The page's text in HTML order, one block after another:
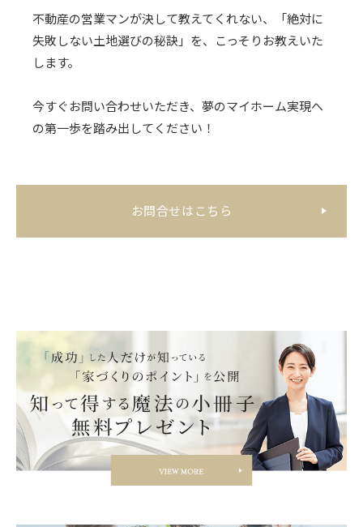
不動産の営業マンが決して教えてくれない、「絶対に
失敗しない土地選びの秘訣」を、こっそりお教えいた
します。
今すぐお問い合わせいただき、夢のマイホーム実現へ
の第一歩を踏み出してください！
お問合せはこちら